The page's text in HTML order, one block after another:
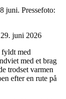
juni. Pressefoto:
29. juni 2026
fyldt med
med et brag
trodset varmen
efter en rute på